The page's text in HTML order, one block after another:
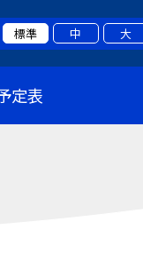
標準 中 大
定表